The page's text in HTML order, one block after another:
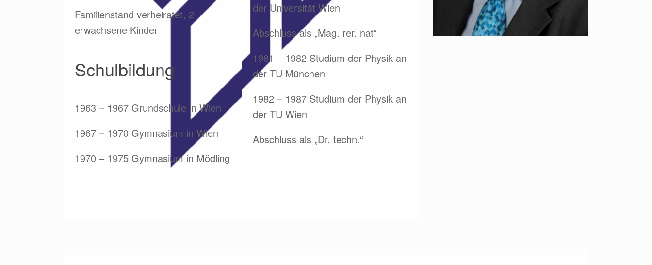
Familienstand verheiratet, 2
erwachsene Kinder
Schulbildung
1963 – 1967 Grundschule in Wien
1967 – 1970 Gymnasium in Wien
1970 – 1975 Gymnasium in Mödling
der Universität Wien
Abschluss als „Mag. rer. nat“
1981 – 1982 Studium der Physik an
der TU München
1982 – 1987 Studium der Physik an
der TU Wien
Abschluss als „Dr. techn.“